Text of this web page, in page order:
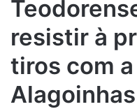
resistir à
tiros com a
Alagoinhas